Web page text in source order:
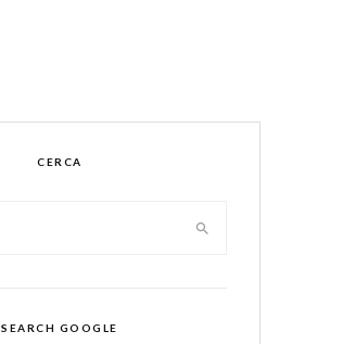
CERCA
SEARCH GOOGLE